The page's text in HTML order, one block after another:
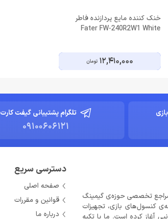
خنک کننده مایع پردازنده فاطر
Fater FW-240R2W1 White
12,410,000 تومان
تلگرام پشتیبانی گیفت کارت
09100606121
یکی از مراجع تخصصی حوزه‌ی گیمینگ
کنسول‌های بازی، تجهیزات
آغاز کرده است. ما با تکیه
دسترسی سریع
صفحه اصلی
قوانین و مقررات
درباره ما